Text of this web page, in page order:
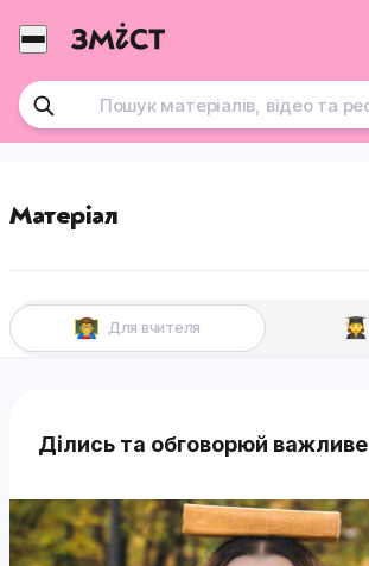
Перейти
до
Матеріал
Для вчителя
Ділись та обговорюй важливе